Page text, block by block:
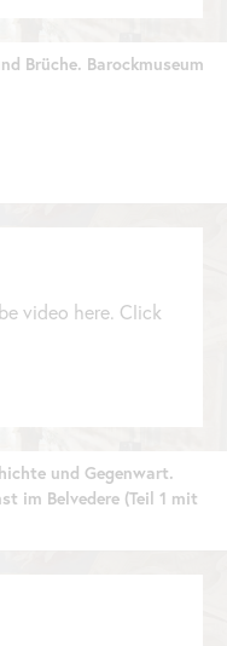
Brüche. Barockmuseum
video here. Click
und Gegenwart.
im Belvedere (Teil 1 mit